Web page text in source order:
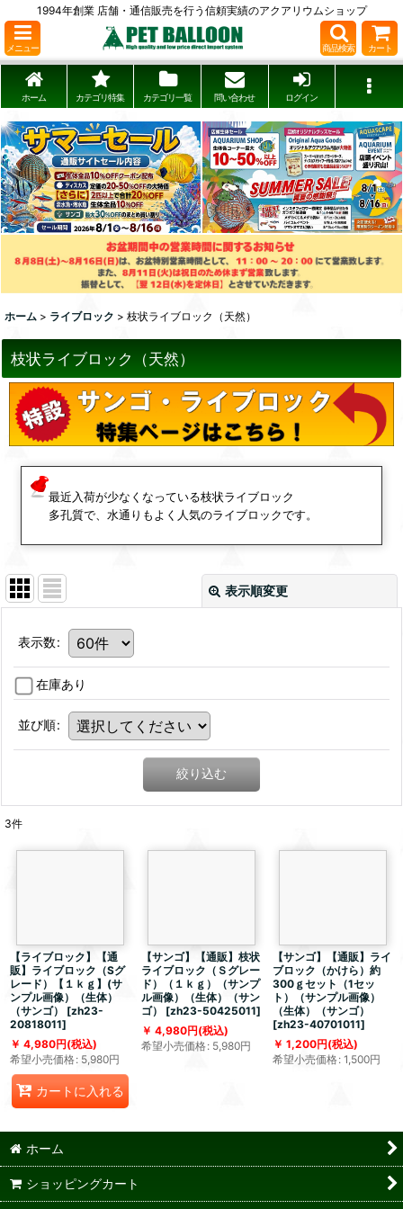
1994年創業 店舗・通信販売を行う信頼実績のアクアリウムショップ
メニュー 商品検索 カート
ホーム カテゴリ特集 カテゴリ一覧 問い合わせ ログイン
ホーム > ライブロック > 枝状ライブロック（天然）
枝状ライブロック（天然）
最近入荷が少なくなっている枝状ライブロック
多孔質で、水通りもよく人気のライブロックです。
表示順変更
表示数:
在庫あり
並び順:
絞り込む
3件
【ライブロック】【通
販】ライブロック（Sグ
レード）【１ｋｇ】(サ
ンプル画像）（生体）
（サンゴ）
[zh23-
20818011]
4,980円(税込)
希望小売価格: 5,980円
カートに入れる
【サンゴ】【通販】枝状
ライブロック（Ｓグレー
ド）（１ｋｇ）（サンプ
ル画像）（生体）（サン
ゴ）
[zh23-50425011]
4,980円(税込)
希望小売価格: 5,980円
【サンゴ】【通販】ライ
ブロック（かけら）約
300ｇセット（1セッ
ト）（サンプル画像）
（生体）（サンゴ）
[zh23-40701011]
1,200円(税込)
希望小売価格: 1,500円
ホーム
ショッピングカート